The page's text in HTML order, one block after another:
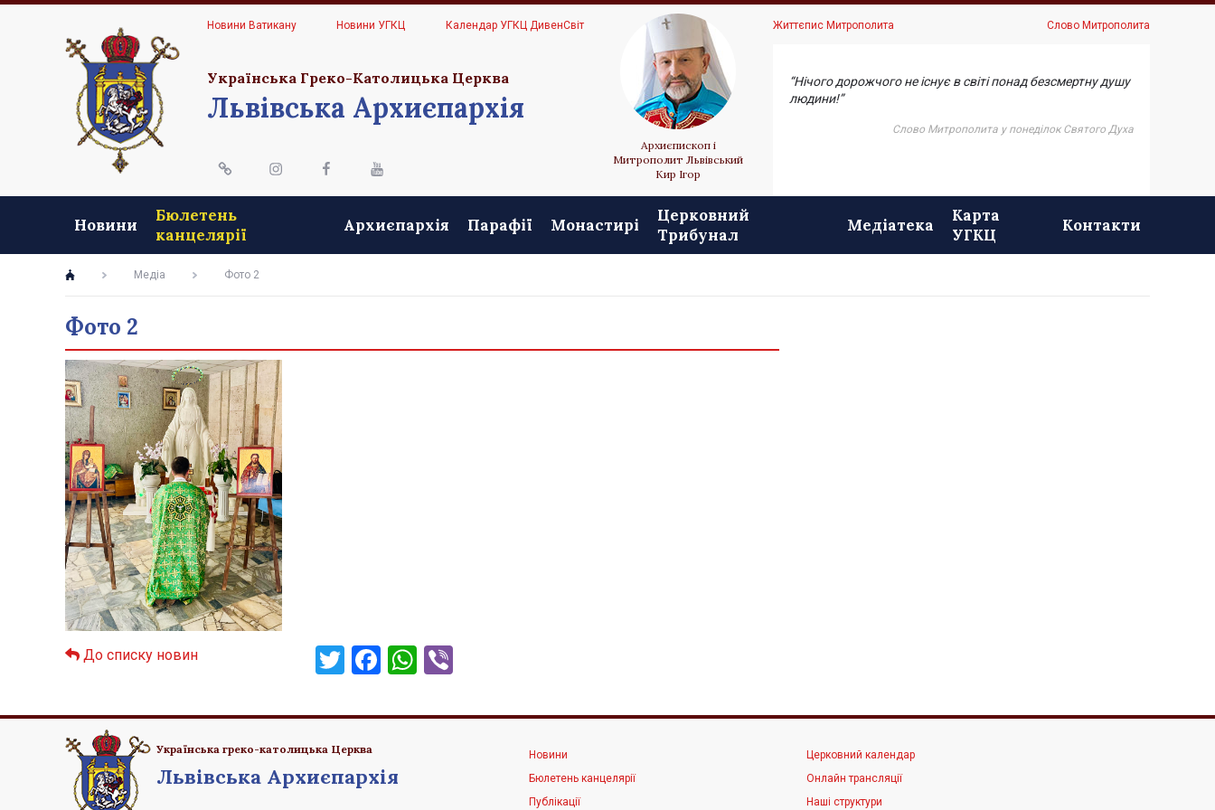
Новини Ватикану Новини УГКЦ Календар УГКЦ ДивенСвіт
Українська Греко-Католицька Церква
Львівська Архиєпархія
Архиєпископ і
Митрополит Львівський
Кир Ігор
Життєпис Митрополита Слово Митрополита
“Нічого дорожчого не існує в світі понад безсмертну душу
людини!”
Слово Митрополита у понеділок Святого Духа
Новини
Бюлетень
канцелярії
Архиєпархія Парафії Монастирі
Церковний
Трибунал
Медіатека
Карта
УГКЦ
Контакти
Медіа Фото 2
Фото 2
До списку новин Twitter
Facebook
WhatsApp
Українська греко-католицька Церква
Львівська Архиєпархія
Новини
Бюлетень канцелярії
Публікації
Церковний календар
Онлайн трансляції
Наші структури